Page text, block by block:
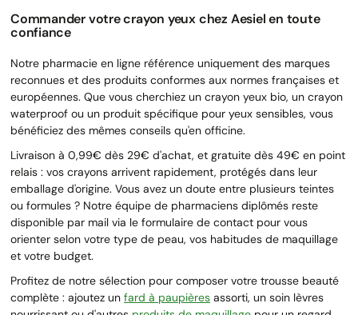
Commander votre crayon yeux chez Aesiel en toute
confiance
Notre pharmacie en ligne référence uniquement des marques
reconnues et des produits conformes aux normes françaises et
européennes. Que vous cherchiez un crayon yeux bio, un crayon
waterproof ou un produit spécifique pour yeux sensibles, vous
bénéficiez des mêmes conseils qu'en officine.
Livraison à 0,99€ dès 29€ d'achat, et gratuite dès 49€ en point
relais : vos crayons arrivent rapidement, protégés dans leur
emballage d'origine. Vous avez un doute entre plusieurs teintes
ou formules ? Notre équipe de pharmaciens diplômés reste
disponible par mail via le formulaire de contact pour vous
orienter selon votre type de peau, vos habitudes de maquillage
et votre budget.
Profitez de notre sélection pour composer votre trousse beauté
complète : ajoutez un fard à paupières assorti, un soin lèvres